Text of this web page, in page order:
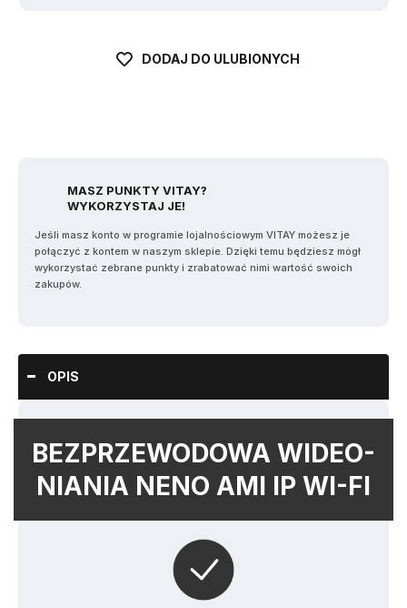
DODAJ DO ULUBIONYCH
MASZ PUNKTY VITAY?
WYKORZYSTAJ JE!
Jeśli masz konto w programie lojalnościowym VITAY możesz je
połączyć z kontem w naszym sklepie. Dzięki temu będziesz mógł
wykorzystać zebrane punkty i zrabatować nimi wartość swoich
zakupów.
OPIS
BEZPRZEWODOWA WIDEO-
NIANIA NENO AMI IP WI-FI